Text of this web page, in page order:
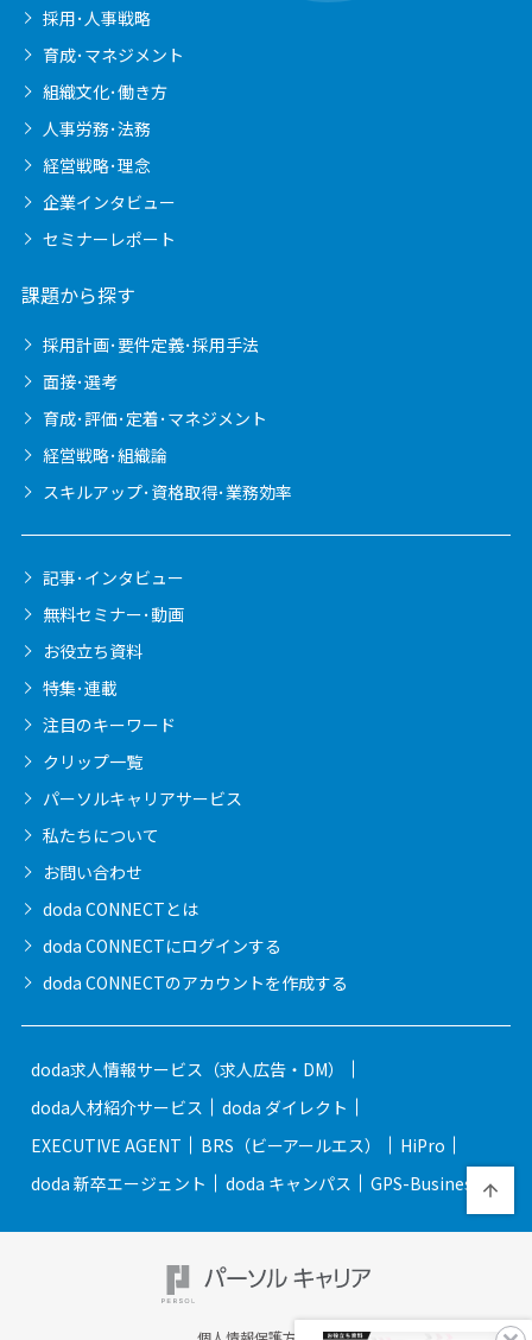
採用･人事戦略
育成･マネジメント
組織文化･働き方
人事労務･法務
経営戦略･理念
企業インタビュー
セミナーレポート
課題から探す
採用計画･要件定義･採用手法
面接･選考
育成･評価･定着･マネジメント
経営戦略･組織論
スキルアップ･資格取得･業務効率
記事･インタビュー
無料セミナー･動画
お役立ち資料
特集･連載
注目のキーワード
クリップ一覧
パーソルキャリアサービス
私たちについて
お問い合わせ
doda CONNECTとは
doda CONNECTにログインする
doda CONNECTのアカウントを作成する
doda求人情報サービス（求人広告・DM）
doda人材紹介サービス
doda ダイレクト
EXECUTIVE AGENT
BRS（ビーアールエス）
HiPro
doda 新卒エージェント
doda キャンパス GPS-Business